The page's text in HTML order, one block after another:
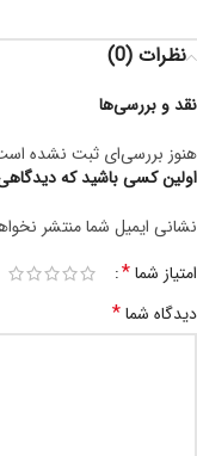
نظرات (0)
نقد و بررسی‌ها
هنوز بررسی‌ای ثبت نشده
اولین کسی باشید که دیدگاهی
نشانی ایمیل شما منتشر
امتیاز شما*
دیدگاه شما*